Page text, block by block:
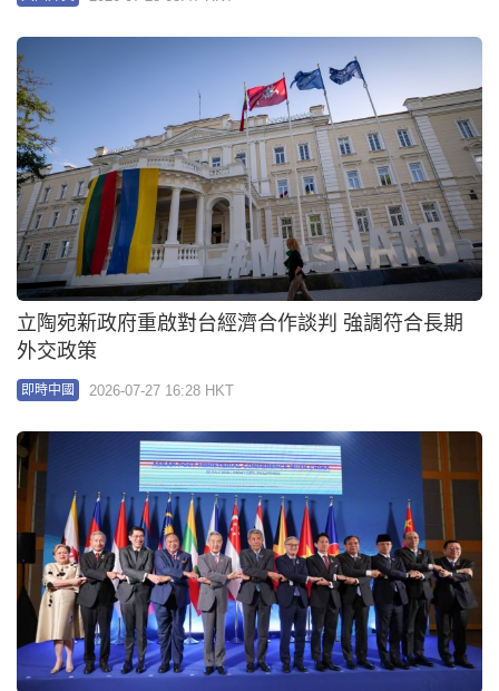
立陶宛新政府重啟對台經濟合作談判 強調符合長期
外交政策
即時中國 2026-07-27 16:28 HKT